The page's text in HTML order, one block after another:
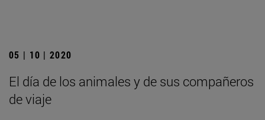
05 | 10 | 2020
El día de los animales y de sus compañeros
de viaje